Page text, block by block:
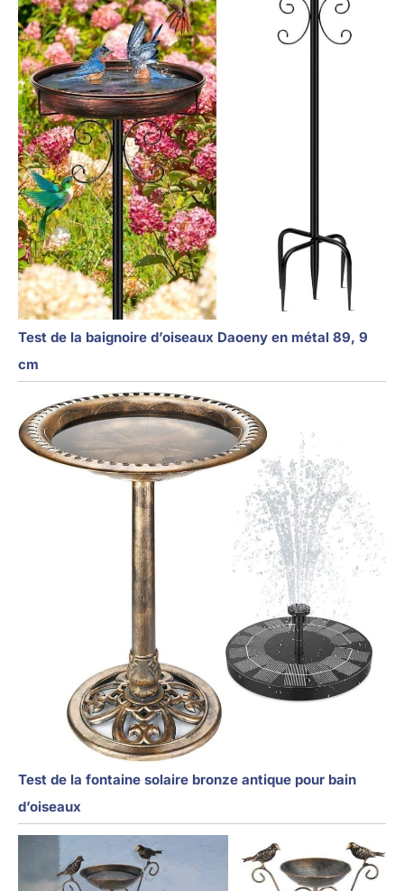
Test de la baignoire d’oiseaux Daoeny en métal 89, 9
cm
Test de la fontaine solaire bronze antique pour bain
d’oiseaux